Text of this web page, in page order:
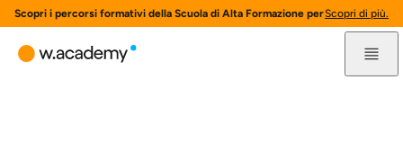
Scopri i percorsi formativi della Scuola di Alta Formazione per l'innovazione
Scopri di più.